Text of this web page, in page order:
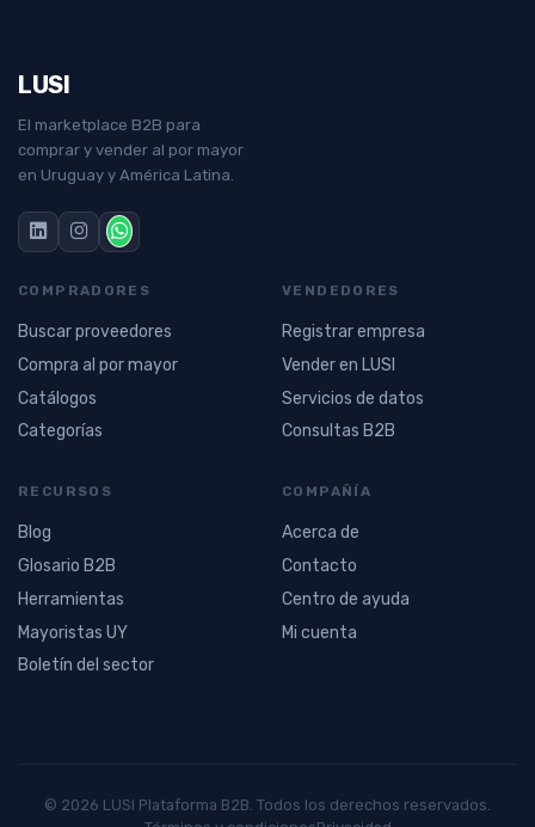
LUSI
El marketplace B2B para
comprar y vender al por mayor
en Uruguay y América Latina.
COMPRADORES
Buscar proveedores
Compra al por mayor
Catálogos
Categorías
VENDEDORES
Registrar empresa
Vender en LUSI
Servicios de datos
Consultas B2B
RECURSOS
Blog
Glosario B2B
Herramientas
Mayoristas UY
Boletín del sector
COMPAÑÍA
Acerca de
Contacto
Centro de ayuda
Mi cuenta
© 2026 LUSI Plataforma B2B. Todos los derechos reservados.